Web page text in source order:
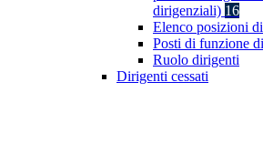
dirigenziali) 16
Elenco posizioni
Posti di funzione
Ruolo dirigenti
Dirigenti cessati